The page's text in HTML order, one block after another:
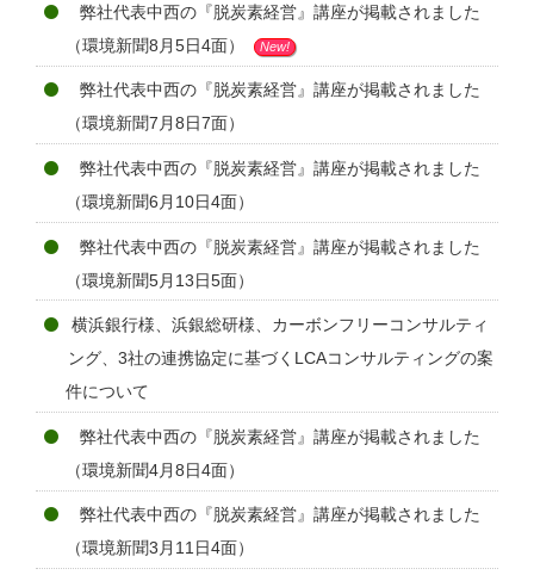
弊社代表中西の『脱炭素経営』講座が掲載されました
（環境新聞8月5日4面）
New!
弊社代表中西の『脱炭素経営』講座が掲載されました
（環境新聞7月8日7面）
弊社代表中西の『脱炭素経営』講座が掲載されました
（環境新聞6月10日4面）
弊社代表中西の『脱炭素経営』講座が掲載されました
（環境新聞5月13日5面）
横浜銀行様、浜銀総研様、カーボンフリーコンサルティ
ング、3社の連携協定に基づくLCAコンサルティングの案
件について
弊社代表中西の『脱炭素経営』講座が掲載されました
（環境新聞4月8日4面）
弊社代表中西の『脱炭素経営』講座が掲載されました
（環境新聞3月11日4面）